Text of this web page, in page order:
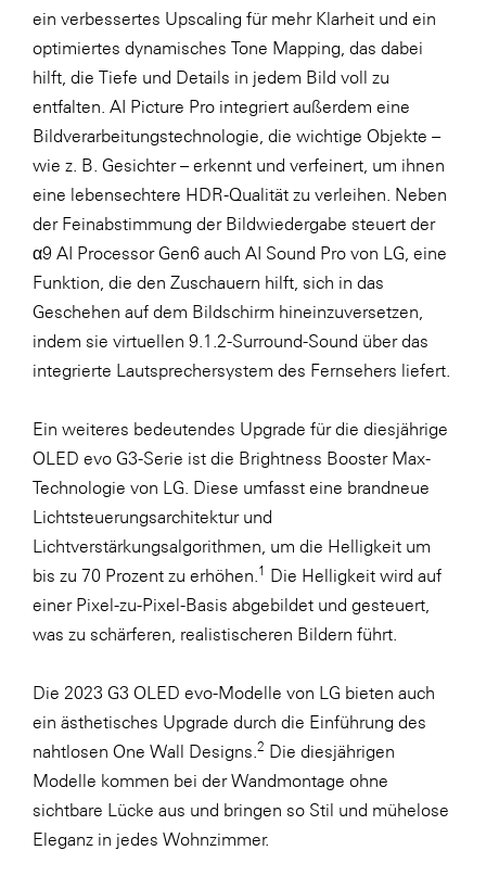
Zühlke
Media
ein verbessertes Upscaling für mehr Klarheit und ein
optimiertes dynamisches Tone Mapping, das dabei
hilft, die Tiefe und Details in jedem Bild voll zu
entfalten. AI Picture Pro integriert außerdem eine
Bildverarbeitungstechnologie, die wichtige Objekte –
wie z. B. Gesichter – erkennt und verfeinert, um ihnen
eine lebensechtere HDR-Qualität zu verleihen. Neben
der Feinabstimmung der Bildwiedergabe steuert der
α9 AI Processor Gen6 auch AI Sound Pro von LG, eine
Funktion, die den Zuschauern hilft, sich in das
Geschehen auf dem Bildschirm hineinzuversetzen,
indem sie virtuellen 9.1.2-Surround-Sound über das
integrierte Lautsprechersystem des Fernsehers liefert.
Ein weiteres bedeutendes Upgrade für die diesjährige
OLED evo G3-Serie ist die Brightness Booster Max-
Technologie von LG. Diese umfasst eine brandneue
Lichtsteuerungsarchitektur und
Lichtverstärkungsalgorithmen, um die Helligkeit um
bis zu 70 Prozent zu erhöhen. 1 Die Helligkeit wird auf
einer Pixel-zu-Pixel-Basis abgebildet und gesteuert,
was zu schärferen, realistischeren Bildern führt.
Die 2023 G3 OLED evo-Modelle von LG bieten auch
ein ästhetisches Upgrade durch die Einführung des
nahtlosen One Wall Designs. 2 Die diesjährigen
Modelle kommen bei der Wandmontage ohne
sichtbare Lücke aus und bringen so Stil und mühelose
Eleganz in jedes Wohnzimmer.